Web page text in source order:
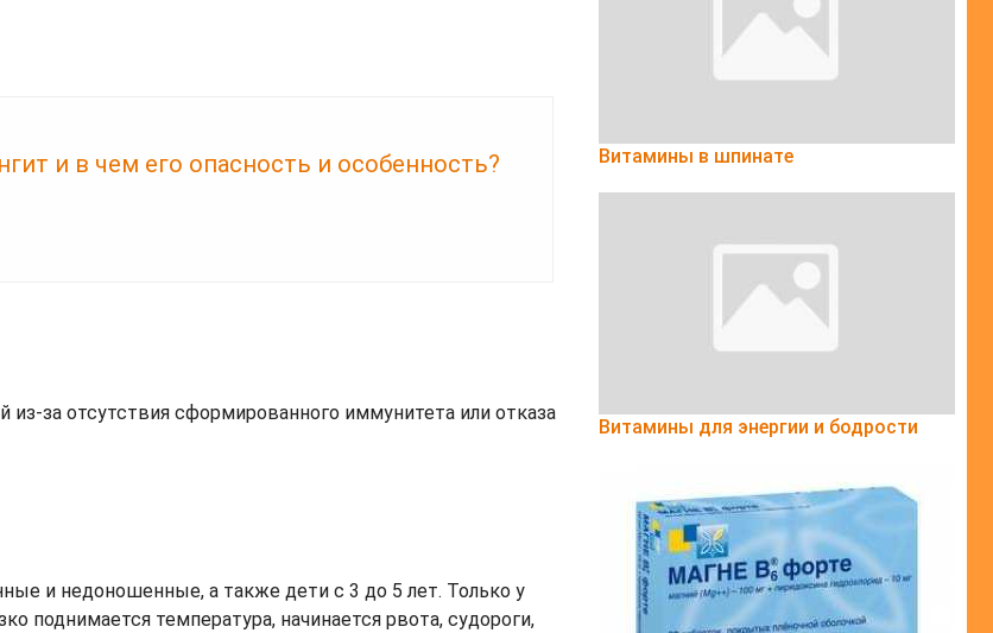
и в чем его опасность и особенность?
за отсутствия сформированного иммунитета или отказа
и недоношенные, а также дети с 3 до 5 лет. Только у
поднимается температура, начинается рвота, судороги,
Витамины в шпинате
Витамины для энергии и бодрости